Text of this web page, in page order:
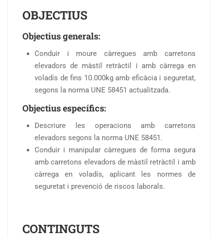
OBJECTIUS
Objectius generals:
Conduir i moure càrregues amb carretons
elevadors de màstil retràctil i amb càrrega en
voladís de fins 10.000kg amb eficàcia i seguretat,
segons la norma UNE 58451 actualitzada.
Objectius específics:
Descriure les operacions amb carretons
elevadors segons la norma UNE 58451.
Conduir i manipular càrregues de forma segura
amb carretons elevadors de màstil retràctil i amb
càrrega en voladís, aplicant les normes de
seguretat i prevenció de riscos laborals.
CONTINGUTS